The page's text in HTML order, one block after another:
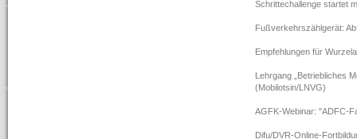
Schrittechallenge startet
Fußverkehrszählgerät:
Empfehlungen für
Lehrgang „Betriebliches
(Mobilotsin/LNVG)
AGFK-Webinar: "ADFC-
Difu/DVR-Online-